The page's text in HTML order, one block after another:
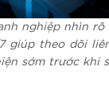
nghiệp nhìn
giúp theo dõi
sớm trước khi